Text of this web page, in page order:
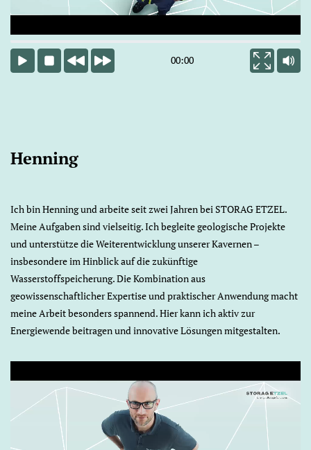
Video lädt
Start Stop ZurückVor
00:00
VollbildTon
Henning
Ich bin Henning und arbeite seit zwei Jahren bei STORAG ETZEL.
Meine Aufgaben sind vielseitig. Ich begleite geologische Projekte
und unterstütze die Weiterentwicklung unserer Kavernen –
insbesondere im Hinblick auf die zukünftige
Wasserstoffspeicherung. Die Kombination aus
geowissenschaftlicher Expertise und praktischer Anwendung macht
meine Arbeit besonders spannend. Hier kann ich aktiv zur
Energiewende beitragen und innovative Lösungen mitgestalten.